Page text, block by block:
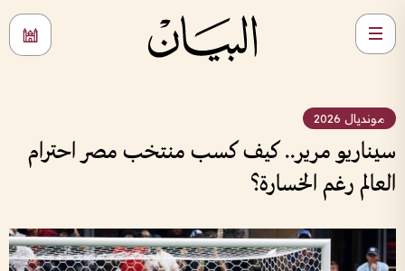
مونديال 2026
سيناريو مرير.. كيف كسب منتخب مصر احترام
العالم رغم الخسارة؟